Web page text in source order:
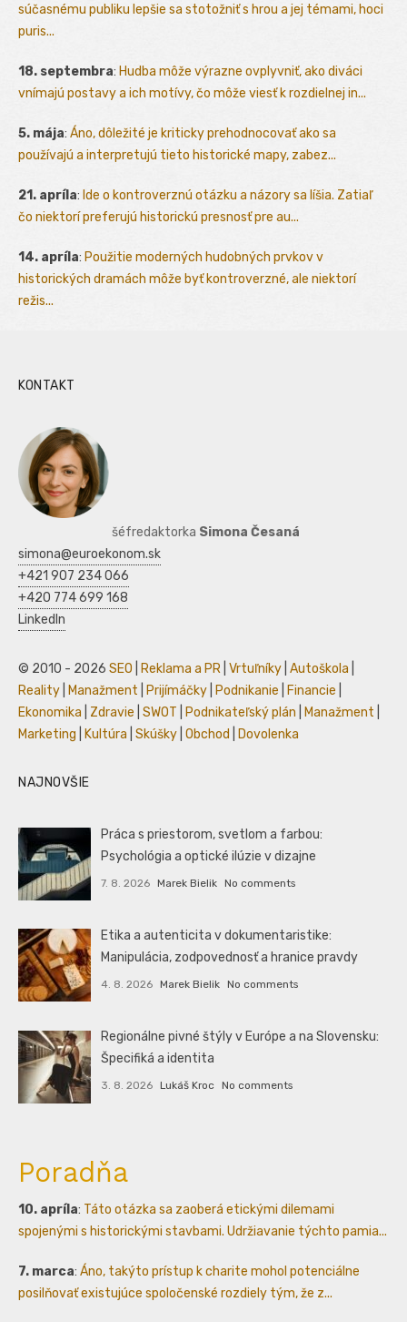
súčasnému publiku lepšie sa stotožniť s hrou a jej témami, hoci
puris...
18. septembra: Hudba môže výrazne ovplyvniť, ako diváci
vnímajú postavy a ich motívy, čo môže viesť k rozdielnej in...
5. mája: Áno, dôležité je kriticky prehodnocovať ako sa
používajú a interpretujú tieto historické mapy, zabez...
21. apríla: Ide o kontroverznú otázku a názory sa líšia. Zatiaľ
čo niektorí preferujú historickú presnosť pre au...
14. apríla: Použitie moderných hudobných prvkov v
historických dramách môže byť kontroverzné, ale niektorí
režis...
KONTAKT
šéfredaktorka Simona Česaná
simona@euroekonom.sk
+421 907 234 066
+420 774 699 168
LinkedIn
© 2010 - 2026 SEO Reklama a PR Vrtuľníky Autoškola
Reality
Manažment Prijímáčky Podnikanie Financie
Ekonomika
Zdravie SWOT Podnikateľský plán Manažment
Marketing
Kultúra Skúšky Obchod Dovolenka
NAJNOVŠIE
Práca s priestorom, svetlom a farbou:
Psychológia a optické ilúzie v dizajne
7. 8. 2026 Marek Bielik No comments
Etika a autenticita v dokumentaristike:
Manipulácia, zodpovednosť a hranice pravdy
4. 8. 2026 Marek Bielik No comments
Regionálne pivné štýly v Európe a na Slovensku:
Špecifiká a identita
3. 8. 2026 Lukáš Kroc No comments
Poradňa
10. apríla: Táto otázka sa zaoberá etickými dilemami
spojenými s historickými stavbami. Udržiavanie týchto pamia...
7. marca: Áno, takýto prístup k charite mohol potenciálne
posilňovať existujúce spoločenské rozdiely tým, že z...